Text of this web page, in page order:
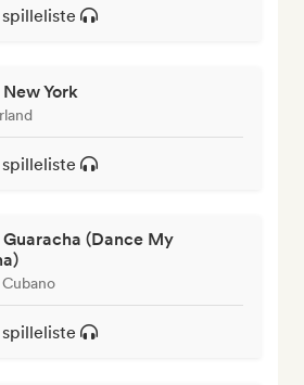
York
(Dance My